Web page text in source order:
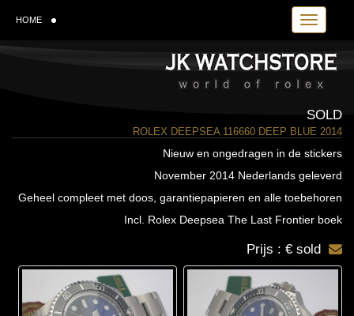
Toggle
HOME
SOLD
ROLEX DEEPSEA 116660 DEEP BLUE 2014
Nieuw en ongedragen in de stickers
November 2014 Nederlands geleverd
Geheel compleet met doos, garantiepapieren en alle toebehoren
Incl. Rolex Deepsea The Last Frontier boek
Prijs : € sold